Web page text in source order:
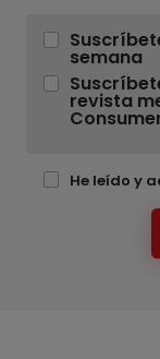
semana
revista
He leído y